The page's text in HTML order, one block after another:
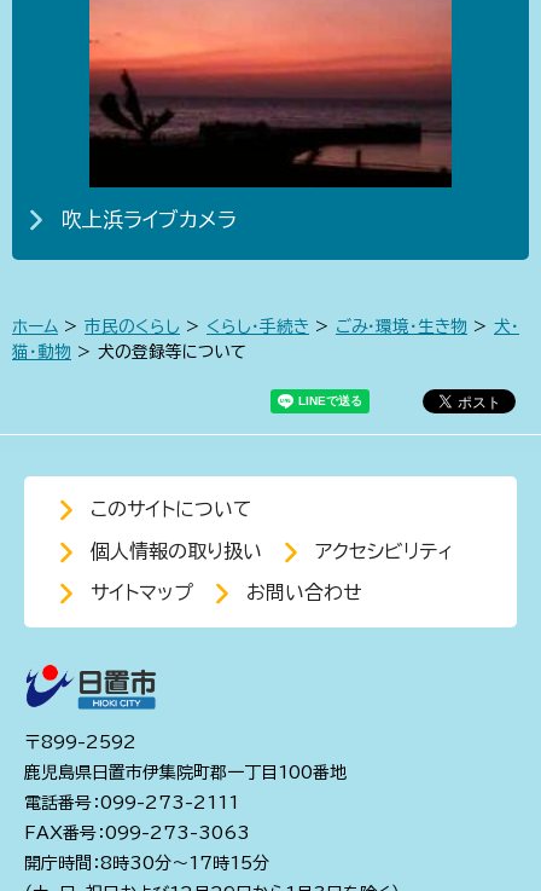
吹上浜ライブカメラ
ホーム > 市民のくらし > くらし・手続き > ごみ・環境・生き物 > 犬・
猫・動物 > 犬の登録等について
このサイトについて
個人情報の取り扱い アクセシビリティ
サイトマップ お問い合わせ
〒899-2592
鹿児島県日置市伊集院町郡一丁目100番地
電話番号：099-273-2111
FAX番号：099-273-3063
開庁時間：8時30分～17時15分